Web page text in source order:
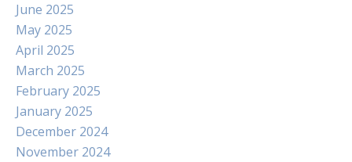
June 2025
May 2025
April 2025
March 2025
February 2025
January 2025
December 2024
November 2024